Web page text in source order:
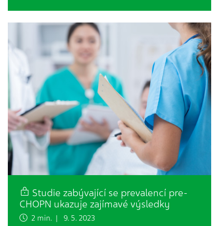
Studie zabývající se prevalencí pre-
CHOPN ukazuje zajímavé výsledky
2 min. | 9. 5. 2023